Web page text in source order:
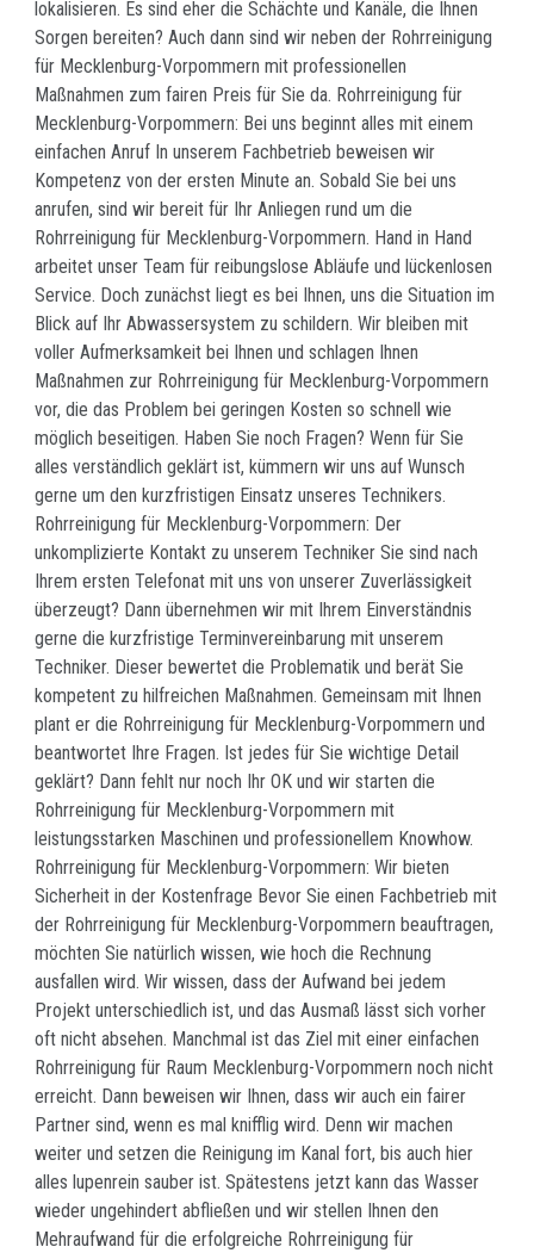
lokalisieren. Es sind eher die Schächte und Kanäle, die Ihnen
Sorgen bereiten? Auch dann sind wir neben der Rohrreinigung
für Mecklenburg-Vorpommern mit professionellen
Maßnahmen zum fairen Preis für Sie da. Rohrreinigung für
Mecklenburg-Vorpommern: Bei uns beginnt alles mit einem
einfachen Anruf In unserem Fachbetrieb beweisen wir
Kompetenz von der ersten Minute an. Sobald Sie bei uns
anrufen, sind wir bereit für Ihr Anliegen rund um die
Rohrreinigung für Mecklenburg-Vorpommern. Hand in Hand
arbeitet unser Team für reibungslose Abläufe und lückenlosen
Service. Doch zunächst liegt es bei Ihnen, uns die Situation im
Blick auf Ihr Abwassersystem zu schildern. Wir bleiben mit
voller Aufmerksamkeit bei Ihnen und schlagen Ihnen
Maßnahmen zur Rohrreinigung für Mecklenburg-Vorpommern
vor, die das Problem bei geringen Kosten so schnell wie
möglich beseitigen. Haben Sie noch Fragen? Wenn für Sie
alles verständlich geklärt ist, kümmern wir uns auf Wunsch
gerne um den kurzfristigen Einsatz unseres Technikers.
Rohrreinigung für Mecklenburg-Vorpommern: Der
unkomplizierte Kontakt zu unserem Techniker Sie sind nach
Ihrem ersten Telefonat mit uns von unserer Zuverlässigkeit
überzeugt? Dann übernehmen wir mit Ihrem Einverständnis
gerne die kurzfristige Terminvereinbarung mit unserem
Techniker. Dieser bewertet die Problematik und berät Sie
kompetent zu hilfreichen Maßnahmen. Gemeinsam mit Ihnen
plant er die Rohrreinigung für Mecklenburg-Vorpommern und
beantwortet Ihre Fragen. Ist jedes für Sie wichtige Detail
geklärt? Dann fehlt nur noch Ihr OK und wir starten die
Rohrreinigung für Mecklenburg-Vorpommern mit
leistungsstarken Maschinen und professionellem Knowhow.
Rohrreinigung für Mecklenburg-Vorpommern: Wir bieten
Sicherheit in der Kostenfrage Bevor Sie einen Fachbetrieb mit
der Rohrreinigung für Mecklenburg-Vorpommern beauftragen,
möchten Sie natürlich wissen, wie hoch die Rechnung
ausfallen wird. Wir wissen, dass der Aufwand bei jedem
Projekt unterschiedlich ist, und das Ausmaß lässt sich vorher
oft nicht absehen. Manchmal ist das Ziel mit einer einfachen
Rohrreinigung für Raum Mecklenburg-Vorpommern noch nicht
erreicht. Dann beweisen wir Ihnen, dass wir auch ein fairer
Partner sind, wenn es mal knifflig wird. Denn wir machen
weiter und setzen die Reinigung im Kanal fort, bis auch hier
alles lupenrein sauber ist. Spätestens jetzt kann das Wasser
wieder ungehindert abfließen und wir stellen Ihnen den
Mehraufwand für die erfolgreiche Rohrreinigung für